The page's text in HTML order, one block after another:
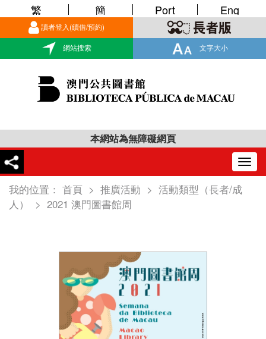
讀者登入(續借/預約)
網站搜索 文字大小
繁 簡 Port Eng
本網站為無障礙網頁
我的位置： 首頁 > 推廣活動 > 活動類型（長者/成
人）
> 2021 澳門圖書館周